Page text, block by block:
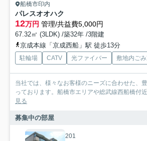
船橋市印内
パレスオオハク
12万円 管理/共益費5,000円
67.32㎡ (3LDK) /築32年 /3階建
京成本線「京成西船」駅 徒歩13分
駐輪場 CATV 光ファイバー 敷地内ご
当社では、様々なお客様のニーズに合わせた、
っております。船橋市エリアや総武線西船橋付
見る
募集中の部屋
201